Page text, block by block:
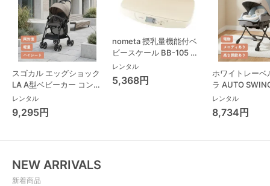
スゴカル エッグショック
LA A型ベビーカー コンビ
(Combi)
レンタル
9,295円
nometa 授乳量機能付ベ
ビースケール BB-105 タ
ニタ(TANITA) ベビースケ
ール・体重計
レンタル
5,368円
ホワイトレーベ
ラ AUTO
Long スリープ
コンビ(Combi)
チェア・ベビー
レンタル
8,734円
NEW ARRIVALS
新着商品